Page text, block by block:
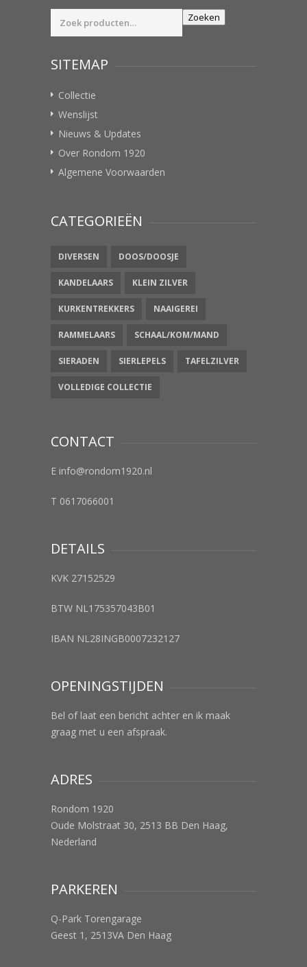
Zoeken
Zoeken
SITEMAP
Collectie
Wenslijst
Nieuws & Updates
Over Rondom 1920
Algemene Voorwaarden
CATEGORIEËN
DIVERSEN DOOS/DOOSJE
KANDELAARS KLEIN ZILVER
KURKENTREKKERS NAAIGEREI
RAMMELAARS SCHAAL/KOM/MAND
SIERADEN SIERLEPELS TAFELZILVER
VOLLEDIGE COLLECTIE
CONTACT
E info@rondom1920.nl
T 0617066001
DETAILS
KVK 27152529
BTW NL175357043B01
IBAN NL28INGB0007232127
OPENINGSTIJDEN
Bel of laat een bericht achter en ik maak
graag met u een afspraak.
ADRES
Rondom 1920
Oude Molstraat 30, 2513 BB Den Haag,
Nederland
PARKEREN
Q-Park Torengarage
Geest 1, 2513VA Den Haag